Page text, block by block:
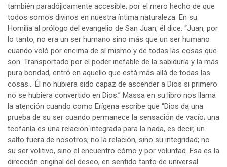
también paradójicamente accesible, por el mero hecho de que
todos somos divinos en nuestra íntima naturaleza. En su
Homilía al prólogo del evangelio de San Juan, él dice: “Juan, por
lo tanto, no era un ser humano sino más que un ser humano
cuando voló por encima de sí mismo y de todas las cosas que
son. Transportado por el poder inefable de la sabiduría y la más
pura bondad, entró en aquello que está más allá de todas las
cosas… Él no hubiera sido capaz de ascender a Dios si primero
no se hubiera convertido en Dios.” Massa en su libro nos llama
la atención cuando como Erígena escribe que “Dios da una
prueba de su ser cuando permanece la sensación de vacío; una
teofanía es una relación integrada para la nada, es decir, un
salto fuera de nosotros; no la relación, sino su integridad; no
su ser volitivo, sino el encuentro cómo y por voluntad. Esa es la
dirección original del deseo, en sentido tanto de universal